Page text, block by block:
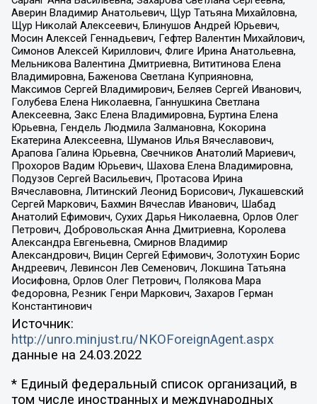
Аверин Владимир Анатольевич, Щур Татьяна Михайловна,
Щур Николай Алексеевич, Блинушов Андрей Юрьевич,
Мосин Алексей Геннадьевич, Гефтер Валентин Михайлович,
Симонов Алексей Кириллович, Флиге Ирина Анатольевна,
Мельникова Валентина Дмитриевна, Вититинова Елена
Владимировна, Баженова Светлана Куприяновна,
Максимов Сергей Владимирович, Беляев Сергей Иванович,
Голубева Елена Николаевна, Ганнушкина Светлана
Алексеевна, Закс Елена Владимировна, Буртина Елена
Юрьевна, Гендель Людмила Залмановна, Кокорина
Екатерина Алексеевна, Шуманов Илья Вячеславович,
Арапова Галина Юрьевна, Свечников Анатолий Мариевич,
Прохоров Вадим Юрьевич, Шахова Елена Владимировна,
Подузов Сергей Васильевич, Протасова Ирина
Вячеславовна, Литинский Леонид Борисович, Лукашевский
Сергей Маркович, Бахмин Вячеслав Иванович, Шабад
Анатолий Ефимович, Сухих Дарья Николаевна, Орлов Олег
Петрович, Добровольская Анна Дмитриевна, Королева
Александра Евгеньевна, Смирнов Владимир
Александрович, Вицин Сергей Ефимович, Золотухин Борис
Андреевич, Левинсон Лев Семенович, Локшина Татьяна
Иосифовна, Орлов Олег Петрович, Полякова Мара
Федоровна, Резник Генри Маркович, Захаров Герман
Константинович
Источник:
http://unro.minjust.ru/NKOForeignAgent.aspx
данные на 24.03.2022
* Единый федеральный список организаций, в
том числе иностранных и международных